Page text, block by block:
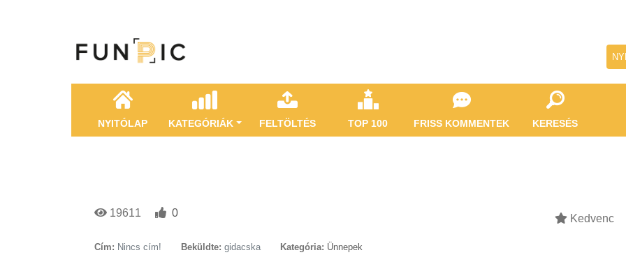
NYITÓLAP KATEGÓRIÁK FELTÖLTÉS TOP 100 FRISS KOMMENTEK KERESÉS
19611 0 Kedvenc
Cím: Nincs cím! Beküldte: gidacska Kategória: Ünnepek